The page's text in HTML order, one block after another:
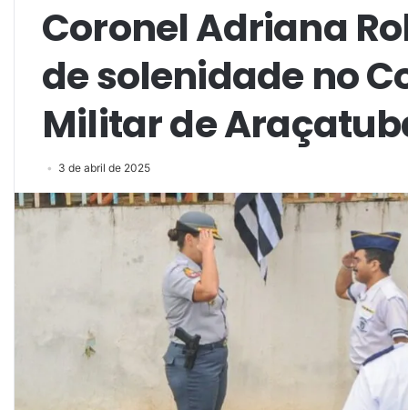
Coronel Adriana
de solenidade no
Militar de
3 de abril de 2025